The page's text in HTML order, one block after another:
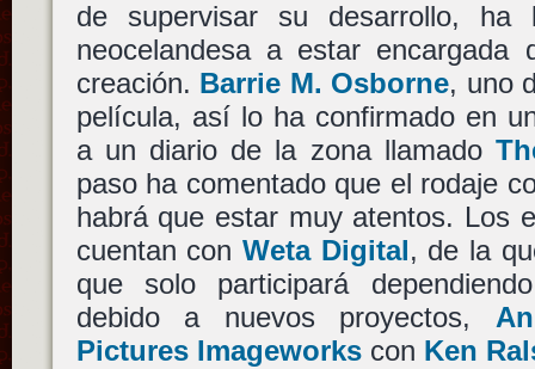
de supervisar su desarrollo, ha
neocelandesa a estar
creación. Barrie M. Osborne, uno
película, así lo ha confirmado en
a un diario de la zona llamado
paso ha comentado que el rodaje
habrá que estar muy atentos. Los
cuentan con Weta Digital, de la
que solo participará
debido a nuevos proyectos,
Pictures Imageworkscon Ken